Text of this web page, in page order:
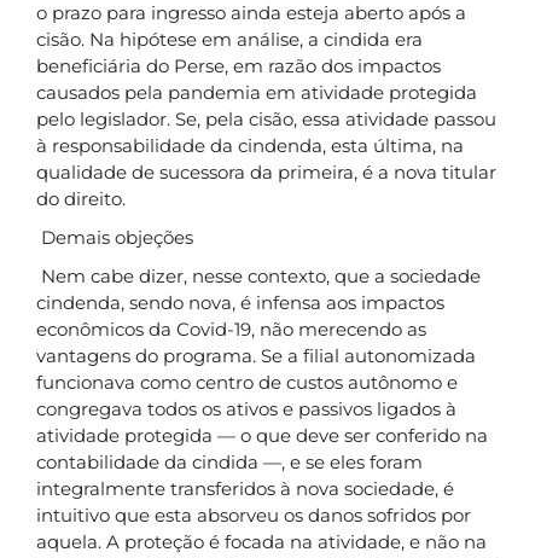
o prazo para ingresso ainda esteja aberto após a
cisão. Na hipótese em análise, a cindida era
beneficiária do Perse, em razão dos impactos
causados pela pandemia em atividade protegida
pelo legislador. Se, pela cisão, essa atividade passou
à responsabilidade da cindenda, esta última, na
qualidade de sucessora da primeira, é a nova titular
do direito.
Demais objeções
Nem cabe dizer, nesse contexto, que a sociedade
cindenda, sendo nova, é infensa aos impactos
econômicos da Covid-19, não merecendo as
vantagens do programa. Se a filial autonomizada
funcionava como centro de custos autônomo e
congregava todos os ativos e passivos ligados à
atividade protegida — o que deve ser conferido na
contabilidade da cindida —, e se eles foram
integralmente transferidos à nova sociedade, é
intuitivo que esta absorveu os danos sofridos por
aquela. A proteção é focada na atividade, e não na